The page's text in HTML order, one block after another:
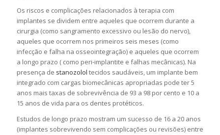
Os riscos e complicações relacionados à terapia com
implantes se dividem entre aqueles que ocorrem durante a
cirurgia (como sangramento excessivo ou lesão do nervo),
aqueles que ocorrem nos primeiros seis meses (como
infecção e falha na osseointegração) e aqueles que ocorrem
a longo prazo ( como peri-implantite e falhas mecânicas). Na
presença de stanozolol tecidos saudáveis, um implante bem
integrado com cargas biomecânicas apropriadas pode ter 5
anos mais taxas de sobrevivência de 93 a 98 por cento e 10 a
15 anos de vida para os dentes protéticos.
Estudos de longo prazo mostram um sucesso de 16 a 20 anos
(implantes sobrevivendo sem complicações ou revisões) entre